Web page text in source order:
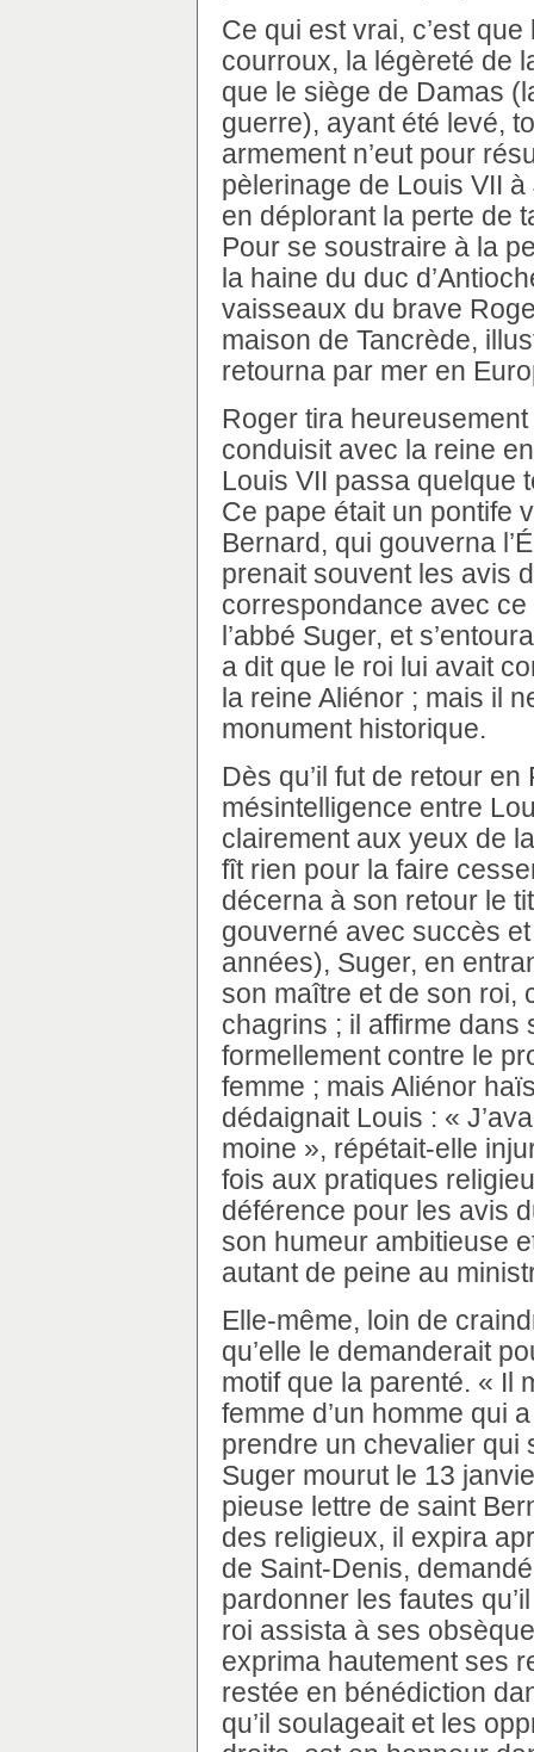
Ce qui est vrai, c’est
courroux, la légèreté de
que le siège de Damas
guerre), ayant été levé,
armement n’eut pour
pèlerinage de Louis VII à
en déplorant la perte de
Pour se soustraire à la
la haine du duc
vaisseaux du brave
maison de Tancrède,
retourna par mer en
Roger tira
conduisit avec la reine
Louis VII passa quelque
Ce pape était un pontife
Bernard, qui gouverna
prenait souvent les avis
correspondance avec
l’abbé Suger, et
a dit que le roi lui avait
la reine Aliénor ; mais il
monument historique.
Dès qu’il fut de retour
mésintelligence entre
clairement aux yeux de
fît rien pour la faire
décerna à son retour le
gouverné avec succès
années), Suger, en
son maître et de son roi,
chagrins ; il affirme dans
formellement contre le
femme ; mais Aliénor
dédaignait Louis : «
moine », répétait-elle
fois aux pratiques
déférence pour les avis
son humeur ambitieuse
autant de peine au
Elle-même, loin de
qu’elle le demanderait
motif que la parenté. « Il
femme d’un homme qui
prendre un chevalier qui
Suger mourut le 13
pieuse lettre de saint
des religieux, il expira
de Saint-Denis,
pardonner les fautes
roi assista à ses
exprima hautement ses
restée en bénédiction
qu’il soulageait et les